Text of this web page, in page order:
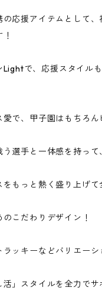
の応援アイテムとして
Lightで、応援スタイル
で、甲子園はもちろん
選手と一体感を持って
もっと熱く盛り上げて
こだわりデザイン！
ッキーなどバリエーシ
活」スタイルを全力でサ